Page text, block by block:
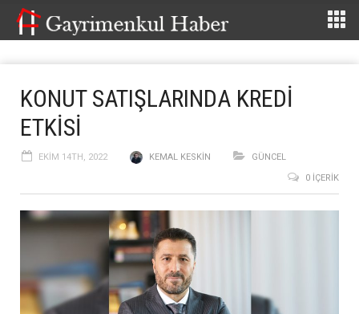
KONUT SATIŞLARINDA KREDİ
ETKİSİ
EKIM 14TH, 2022 KEMAL KESKIN
GÜNCEL
0 İÇERIK